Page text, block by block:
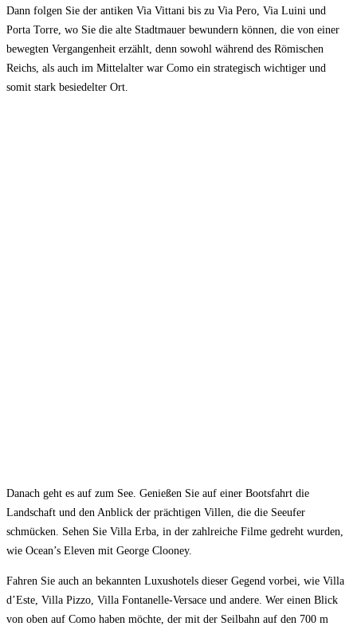
Dann folgen Sie der antiken Via Vittani bis zu Via Pero, Via Luini und
Porta Torre, wo Sie die alte Stadtmauer bewundern können, die von einer
bewegten Vergangenheit erzählt, denn sowohl während des Römischen
Reichs, als auch im Mittelalter war Como ein strategisch wichtiger und
somit stark besiedelter Ort.
Danach geht es auf zum See. Genießen Sie auf einer Bootsfahrt die
Landschaft und den Anblick der prächtigen Villen, die die Seeufer
schmücken. Sehen Sie Villa Erba, in der zahlreiche Filme gedreht wurden,
wie Ocean’s Eleven mit George Clooney.
Fahren Sie auch an bekannten Luxushotels dieser Gegend vorbei, wie Villa
d’Este, Villa Pizzo, Villa Fontanelle-Versace und andere. Wer einen Blick
von oben auf Como haben möchte, der mit der Seilbahn auf den 700 m